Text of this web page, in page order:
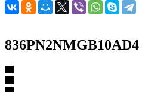
836PN2NMGB10AD4